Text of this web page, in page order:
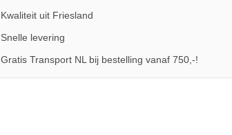
Kwaliteit uit Friesland
Snelle levering
Gratis Transport NL bij bestelling vanaf 750,-!